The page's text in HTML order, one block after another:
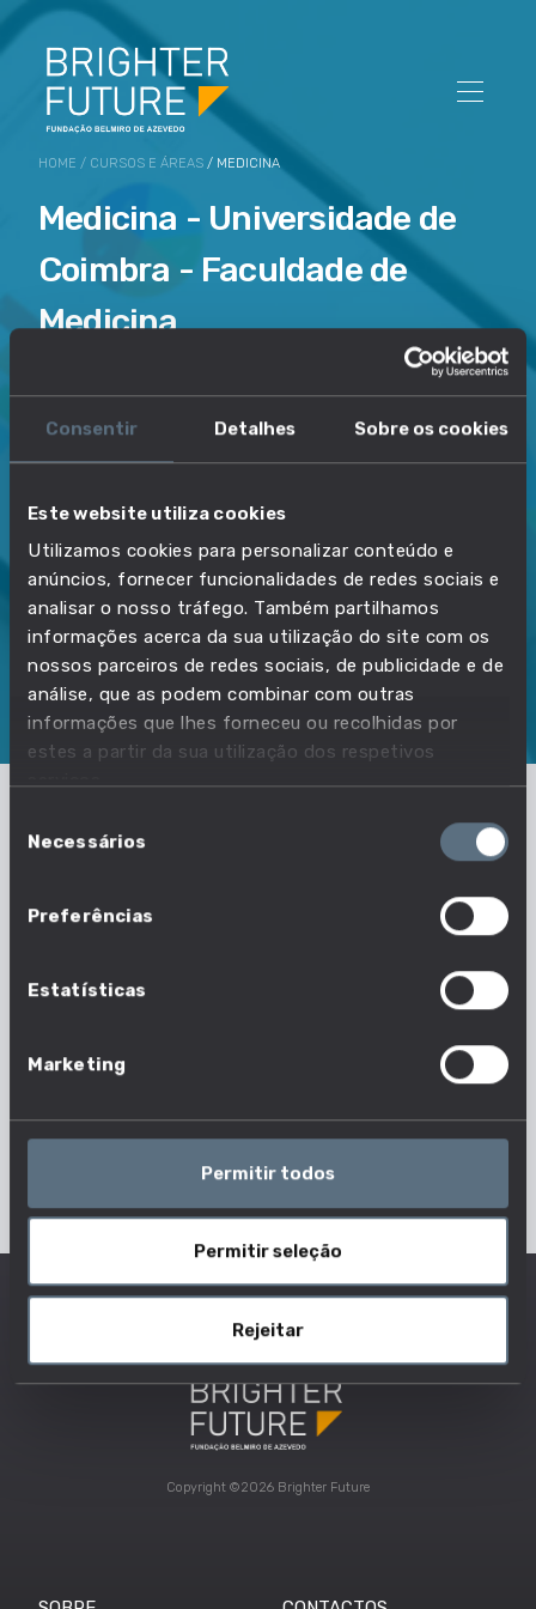
Consentir Detalhes Sobre os cookies
Este website utiliza cookies
Utilizamos cookies para personalizar conteúdo e
anúncios, fornecer funcionalidades de redes sociais e
analisar o nosso tráfego. Também partilhamos
informações acerca da sua utilização do site com os
nossos parceiros de redes sociais, de publicidade e de
análise, que as podem combinar com outras
informações que lhes forneceu ou recolhidas por
estes a partir da sua utilização dos respetivos
serviços.
deNecessários
Preferências
Estatísticas
Marketing
Permitir todos
Permitir seleção
Rejeitar
HOME / CURSOS E ÁREAS / MEDICINA
Medicina - Universidade de
Coimbra - Faculdade de
Medicina
360
DESEMPREGO
0,00 %
2184
2026/2027
290
SOBREDIPLOMADOSDESEMPREGOINSCRITOS
VAGAS
Como têm evoluído as vagas neste
Copyright ©2026 Brighter Future